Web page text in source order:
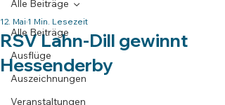
Alle Beiträge
Ausflüge
Auszeichnungen
Veranstaltungen
Alle Beiträge
RSV Lahn-Dill gewinnt
Hessenderby
12. Mai 1 Min. Lesezeit